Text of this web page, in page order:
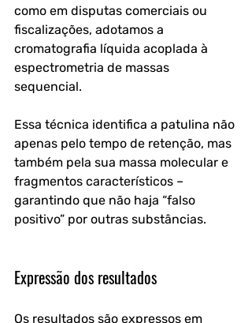
como em disputas comerciais ou
fiscalizações, adotamos a
cromatografia líquida acoplada à
espectrometria de massas
sequencial.
Essa técnica identifica a patulina não
apenas pelo tempo de retenção, mas
também pela sua massa molecular e
fragmentos característicos –
garantindo que não haja “falso
positivo” por outras substâncias.
Expressão dos resultados
Os resultados são expressos em